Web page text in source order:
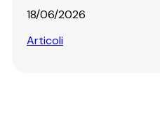
18/06/2026
Articoli